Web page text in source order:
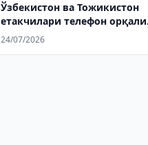
Ўзбекистон ва Тожикистон
етакчилари телефон орқали
мулоқот қилдилар
24/07/2026